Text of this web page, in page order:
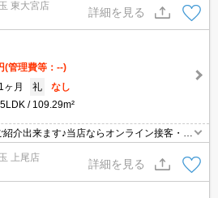
東大宮店
詳細を見る
(管理費等：--)
1ヶ月 礼
なし
5LDK 109.29m²
介出来ます♪当店ならオンライン接客・内
問い合わせの際は、電話番号も記載頂き
きます♪
上尾店
詳細を見る